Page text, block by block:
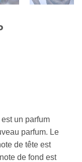
un parfum
parfum. Le
de tête est
de fond est